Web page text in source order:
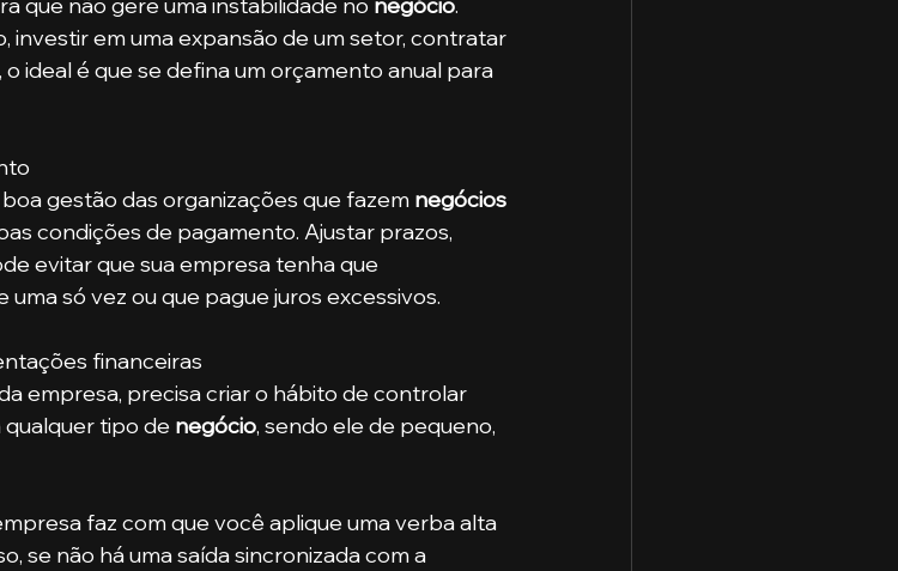
que não gere uma instabilidade no negócio.
investir em uma expansão de um setor, contratar
ideal é que se defina um orçamento anual para
boa gestão das organizações que fazem
negócios
condições de pagamento. Ajustar prazos,
evitar que sua empresa tenha que
só vez ou que pague juros excessivos.
financeiras
qualquer tipo de negócio, sendo ele de pequeno,
se não há uma saída sincronizada com a